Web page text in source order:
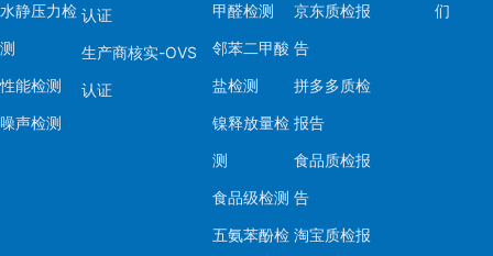
水静压力检
测
性能检测
噪声检测
认证
生产商核实-OVS
认证
甲醛检测
邻苯二甲酸
盐检测
镍释放量检
测
食品级检测
五氨苯酚检
京东质检报
告
拼多多质检
报告
食品质检报
告
淘宝质检报
们